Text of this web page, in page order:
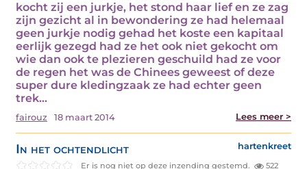
kocht zij een jurkje, het stond haar lief en ze zag
zijn gezicht al in bewondering ze had helemaal
geen jurkje nodig gehad het koste een kapitaal
eerlijk gezegd had ze het ook niet gekocht om
wie dan ook te plezieren geschuild had ze voor
de regen het was de Chinees geweest of deze
super dure kledingzaak ze had echter geen
trek…
fairouz 18 maart 2014 Lees meer >
In het ochtendlicht hartenkreet
Er is nog niet op deze inzending gestemd. 522